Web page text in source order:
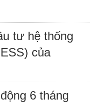
tư hệ thống
của
6 tháng